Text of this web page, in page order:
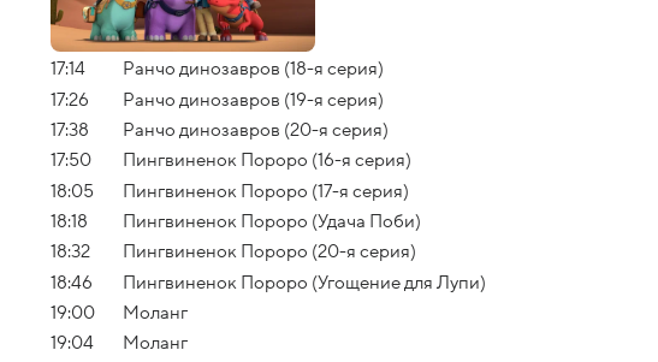
17:14
Ранчо динозавров (18-я серия)
17:26
Ранчо динозавров (19-я серия)
17:38
Ранчо динозавров (20-я серия)
17:50
Пингвиненок Пороро (16-я серия)
18:05
Пингвиненок Пороро (17-я серия)
18:18
Пингвиненок Пороро (Удача Поби)
18:32
Пингвиненок Пороро (20-я серия)
18:46
Пингвиненок Пороро (Угощение для Лупи)
19:00
Моланг
19:04
Моланг